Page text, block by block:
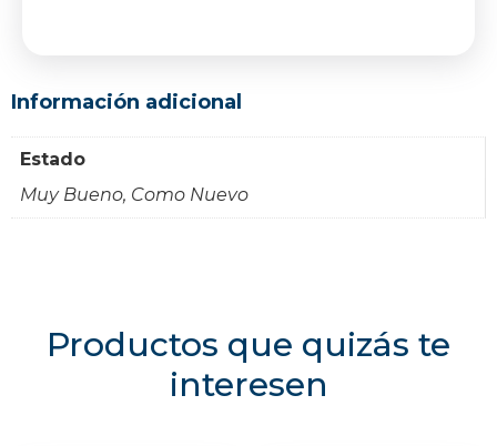
Información adicional
Estado
Muy Bueno, Como Nuevo
Productos que quizás te
interesen